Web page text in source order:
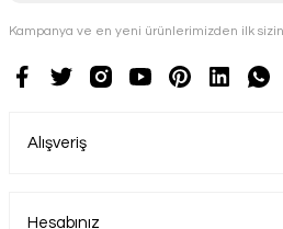
Kampanya ve en yeni ürünlerimizden ilk
Alışveriş
Hesabınız